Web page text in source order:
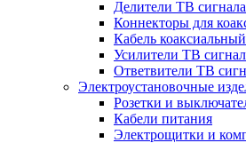
Делители ТВ сигнала
Коннекторы для
Кабель коаксиальный
Усилители ТВ
Ответвители ТВ
Электроустановочные
Розетки и
Кабели питания
Электрощитки и